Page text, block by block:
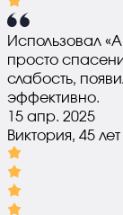
Использовал
просто
слабость,
эффективно.
15 апр. 2025
Виктория, 45 лет